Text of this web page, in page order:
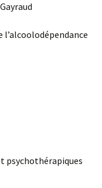
l’alcoolodépendance
psychothérapiques